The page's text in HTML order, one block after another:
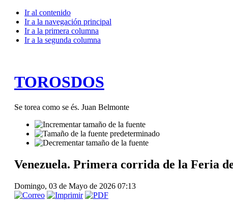
Ir al contenido
Ir a la navegación principal
Ir a la primera columna
Ir a la segunda columna
TOROSDOS
Se torea como se és. Juan Belmonte
Venezuela. Primera corrida de la Feria
Domingo, 03 de Mayo de 2026 07:13